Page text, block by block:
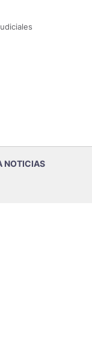
NOTICIAS